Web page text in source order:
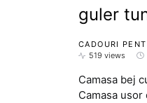
guler
CADOURI
519 views
Camasa bej
Camasa